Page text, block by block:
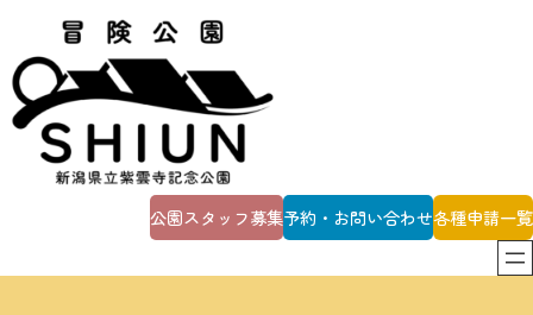
を
ス
キ
公園スタッフ募集予約・お問い合わせ各種申請一覧